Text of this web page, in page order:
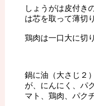
しょうがは皮付き
は芯を取って薄切
鶏肉は一口大に切
鍋に油（大さじ２
が、にんにく、パ
マト、鶏肉、パク